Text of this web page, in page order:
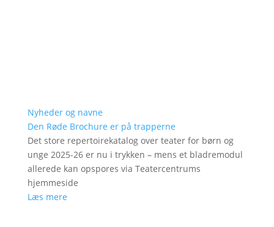
Nyheder og navne
Den Røde Brochure er på trapperne
Det store repertoirekatalog over teater for børn og
unge 2025-26 er nu i trykken – mens et bladremodul
allerede kan opspores via Teatercentrums
hjemmeside
Læs mere